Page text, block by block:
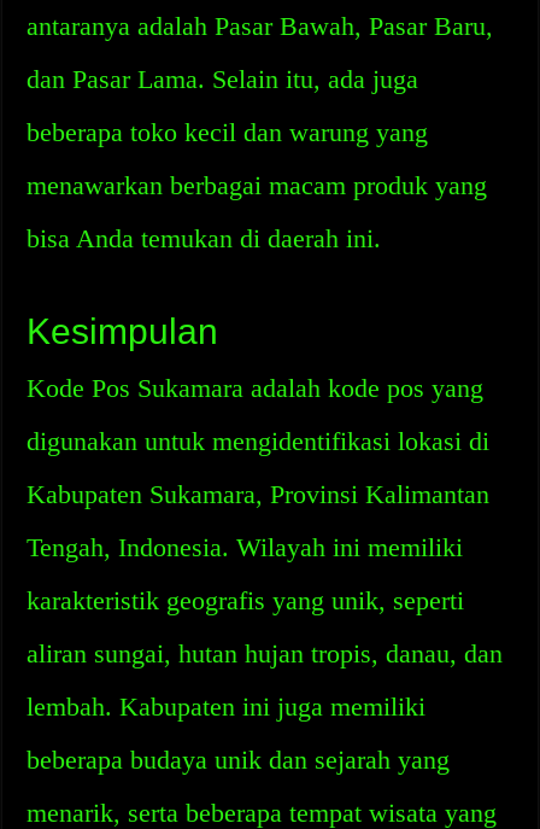
antaranya adalah Pasar Bawah, Pasar Baru,
dan Pasar Lama. Selain itu, ada juga
beberapa toko kecil dan warung yang
menawarkan berbagai macam produk yang
bisa Anda temukan di daerah ini.
Kesimpulan
Kode Pos Sukamara adalah kode pos yang
digunakan untuk mengidentifikasi lokasi di
Kabupaten Sukamara, Provinsi Kalimantan
Tengah, Indonesia. Wilayah ini memiliki
karakteristik geografis yang unik, seperti
aliran sungai, hutan hujan tropis, danau, dan
lembah. Kabupaten ini juga memiliki
beberapa budaya unik dan sejarah yang
menarik, serta beberapa tempat wisata yang